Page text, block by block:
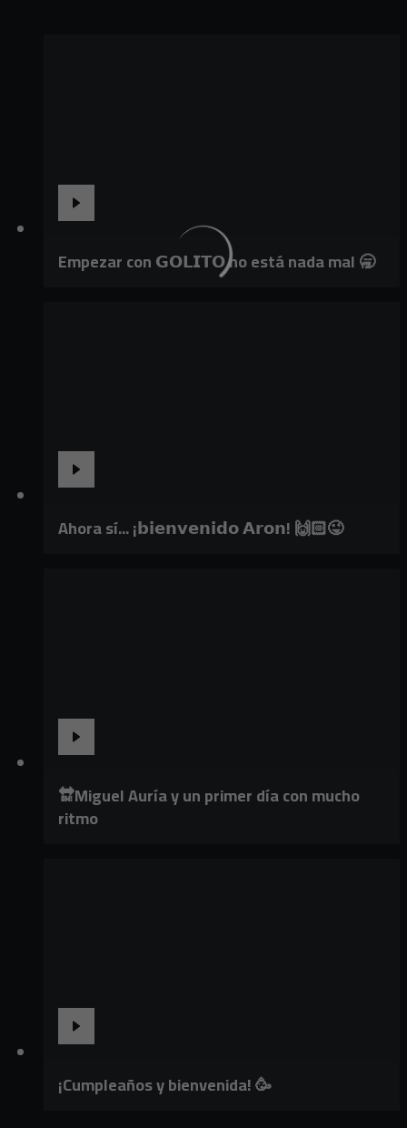
Empezar con 𝗚𝗢𝗟𝗜𝗧𝗢 no está nada mal 🥱
Ahora sí... ¡𝗯𝗶𝗲𝗻𝘃𝗲𝗻𝗶𝗱𝗼 𝗔𝗿𝗼𝗻! 🙌🏻😜
🔛Miguel Auría y un primer día con mucho
ritmo
¡Cumpleaños y bienvenida! 🥳